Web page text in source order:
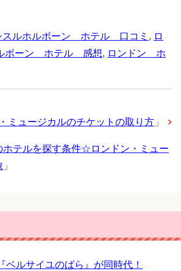
ルホルボーン ホテル 口コミ , ロ
ボーン ホテル 感想, ロンドン ホ
ミュージカルのチケットの取り方 」
ホテルを探す条件☆ロンドン・ミュー
」
ベルサイユのばら』が同時代！